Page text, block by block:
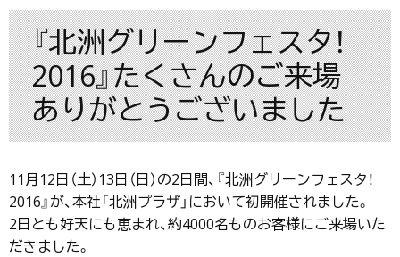
『北洲グリーンフェスタ！
2016』たくさんのご来場
ありがとうございました
11月12日（土）13日（日）の2日間、『北洲グリーンフェスタ！
2016』が、本社「北洲プラザ」において初開催されました。
2日とも好天にも恵まれ、約4000名ものお客様にご来場いた
だきました。